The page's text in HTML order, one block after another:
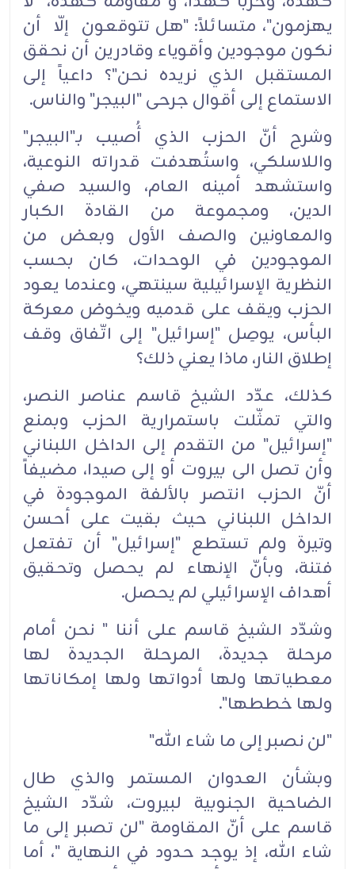
يهزمون"، متسائلاً: "هل تتوقعون إلّا أن
نكون موجودين وأقوياء وقادرين أن نحقق
المستقبل الذي نريده نحن"؟ داعياً إلى
الاستماع إلى أقوال جرحى "البيجر" والناس.
وشرح أنّ الحزب الذي أُصيب بـ"البيجر"
واللاسلكي، واستُهدفت قدراته النوعية،
واستشهد أمينه العام، والسيد صفي
الدين، ومجموعة من القادة الكبار
والمعاونين والصف الأول وبعض من
الموجودين في الوحدات، كان بحسب
النظرية الإسرائيلية سينتهي، وعندما يعود
الحزب ويقف على قدميه ويخوض معركة
البأس، يوصِل "إسرائيل" إلى اتّفاق وقف
إطلاق النار، ماذا يعني ذلك؟
كذلك، عدّد الشيخ قاسم عناصر النصر،
والتي تمثّلت باستمرارية الحزب وبمنع
"إسرائيل" من التقدم إلى الداخل اللبناني
وأن تصل الى بيروت أو إلى صيدا، مضيفاً
أنّ الحزب انتصر بالألفة الموجودة في
الداخل اللبناني حيث بقيت على أحسن
وتيرة ولم تستطع "إسرائيل" أن تفتعل
فتنة، وبأنّ الإنهاء لم يحصل وتحقيق
أهداف الإسرائيلي لم يحصل.
وشدّد الشيخ قاسم على أننا " نحن أمام
مرحلة جديدة، المرحلة الجديدة لها
معطياتها ولها أدواتها ولها إمكاناتها
ولها خططها".
"لن نصبر إلى ما شاء الله"
وبشأن العدوان المستمر والذي طال
الضاحية الجنوبية لبيروت، شدّد الشيخ
قاسم على أنّ المقاومة "لن تصبر إلى ما
شاء الله، إذ يوجد حدود في النهاية "، أما